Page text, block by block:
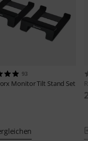
93
Monitor Tilt Stand Set